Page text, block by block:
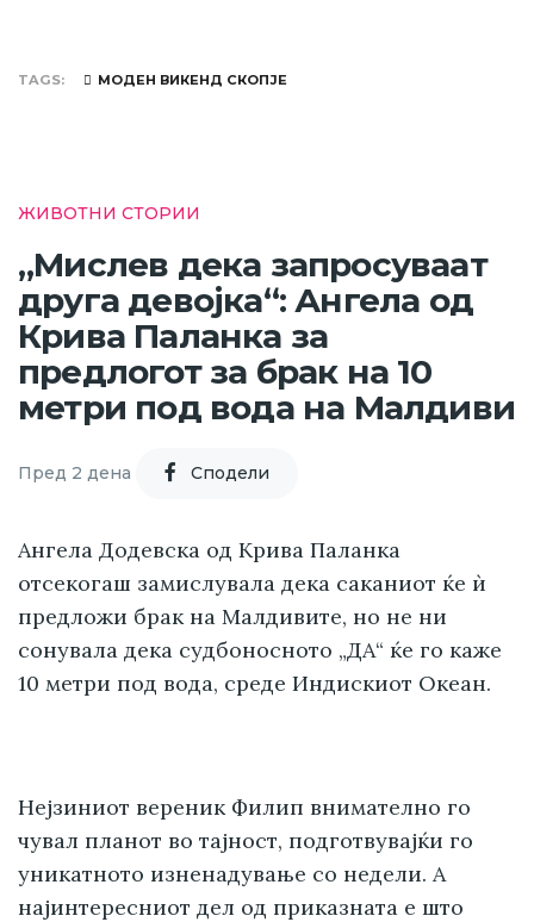
TAGS МОДЕН ВИКЕНД СКОПЈЕ
ЖИВОТНИ СТОРИИ
„Мислев дека запросуваат
друга девојка“: Ангела од
Крива Паланка за
предлогот за брак на 10
метри под вода на Малдиви
Пред 2 дена Cподели
Ангела Додевска од Крива Паланка
отсекогаш замислувала дека саканиот ќе ѝ
предложи брак на Малдивите, но не ни
сонувала дека судбоносното „ДА“ ќе го каже
10 метри под вода, среде Индискиот Океан.
Нејзиниот вереник Филип внимателно го
чувал планот во тајност, подготвувајќи го
уникатното изненадување со недели. А
најинтересниот дел од приказната е што